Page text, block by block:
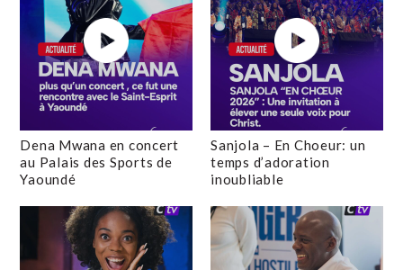
Dena Mwana en concert
au Palais des Sports de
Yaoundé
Sanjola – En Choeur: un
temps d’adoration
inoubliable